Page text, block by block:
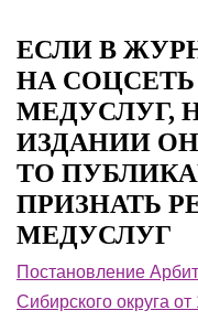
ЕСЛИ В
НА
МЕДУСЛУГ,
ИЗДАНИИ
ТО
ПРИЗНАТЬ
МЕДУСЛУГ
Постановление
Сибирского округа